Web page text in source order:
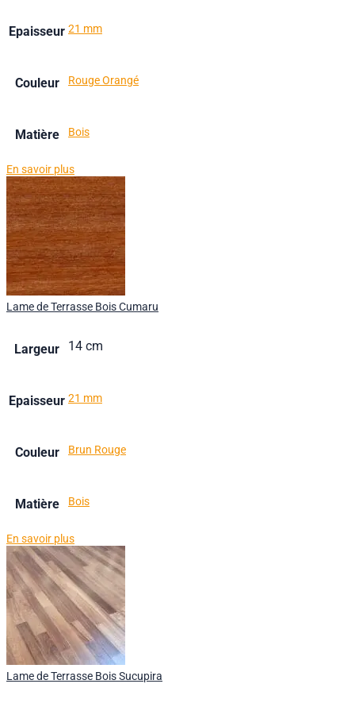
Epaisseur 21 mm
Couleur Rouge Orangé
Matière Bois
En savoir plus
Lame de Terrasse Bois Cumaru
Largeur 14 cm
Epaisseur 21 mm
Couleur Brun Rouge
Matière Bois
En savoir plus
Lame de Terrasse Bois Sucupira